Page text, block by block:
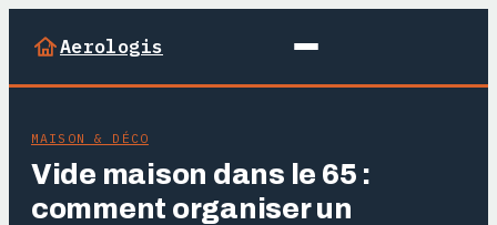
Aerologis
MAISON & DÉCO
Vide maison dans le 65 :
comment organiser un